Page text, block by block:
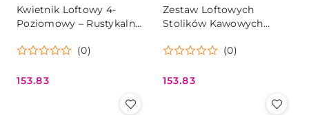
Kwietnik Loftowy 4-
Poziomowy – Rustykalny
(0)
Cena:
153.83
Zestaw Loftowych
Stolików Kawowych
Dąb
(0)
Cena:
153.83